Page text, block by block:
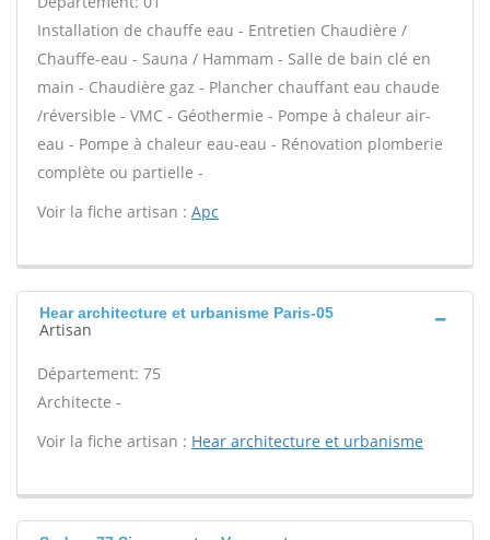
Installation de chauffe eau - Entretien Chaudière /
Chauffe-eau - Sauna / Hammam - Salle de bain clé en
main - Chaudière gaz - Plancher chauffant eau chaude
/réversible - VMC - Géothermie - Pompe à chaleur air-
eau - Pompe à chaleur eau-eau - Rénovation plomberie
complète ou partielle -
Voir la fiche artisan : Apc
Hear architecture et urbanisme Paris-05
Artisan
Département: 75
Architecte -
Voir la fiche artisan : Hear architecture et urbanisme